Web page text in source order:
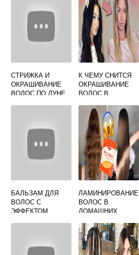
СТРИЖКА И
ОКРАШИВАНИЕ
ВОЛОС ПО ЛУНЕ
К ЧЕМУ СНИТСЯ
ОКРАШИВАНИЕ
ВОЛОС В
БАЛЬЗАМ ДЛЯ
ВОЛОС С
ЭФФЕКТОМ
ЛАМИНИРОВАНИЕ
ВОЛОС В
ДОМАШНИХ
ПРОФЕССИОНАЛЬ
НЫМИ
СРЕДСТВАМИ